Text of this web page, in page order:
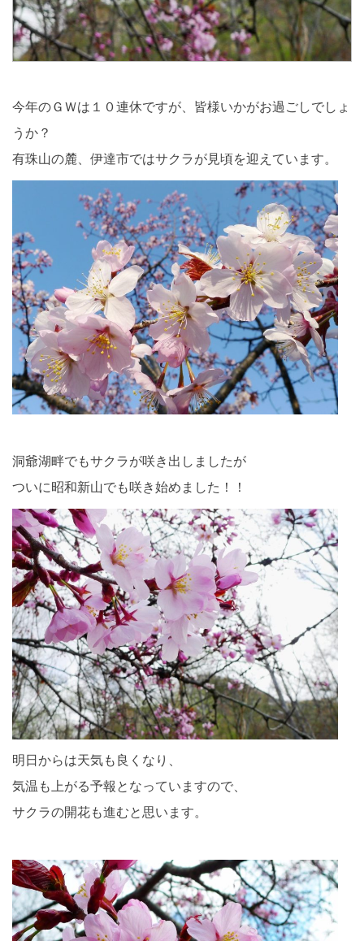
今年のＧＷは１０連休ですが、皆様いかがお過ごしでしょ
うか？
有珠山の麓、伊達市ではサクラが見頃を迎えています。
洞爺湖畔でもサクラが咲き出しましたが
ついに昭和新山でも咲き始めました！！
明日からは天気も良くなり、
気温も上がる予報となっていますので、
サクラの開花も進むと思います。